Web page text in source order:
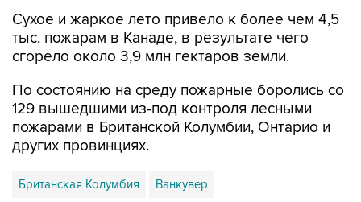
Сухое и жаркое лето привело к более чем 4,5
тыс. пожарам в Канаде, в результате чего
сгорело около 3,9 млн гектаров земли.
По состоянию на среду пожарные боролись со
129 вышедшими из-под контроля лесными
пожарами в Британской Колумбии, Онтарио и
других провинциях.
Британская Колумбия Ванкувер